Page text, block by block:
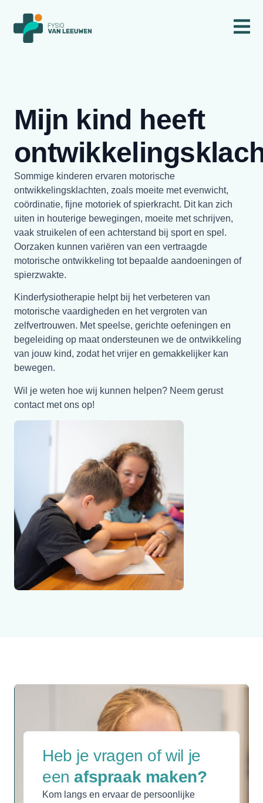
Mijn kind heeft
Sommige kinderen ervaren motorische
ontwikkelingsklachten, zoals moeite met evenwicht,
coördinatie, fijne motoriek of spierkracht. Dit kan zich
uiten in houterige bewegingen, moeite met schrijven,
vaak struikelen of een achterstand bij sport en spel.
Oorzaken kunnen variëren van een vertraagde
motorische ontwikkeling tot bepaalde aandoeningen of
spierzwakte.
Kinderfysiotherapie helpt bij het verbeteren van
motorische vaardigheden en het vergroten van
zelfvertrouwen. Met speelse, gerichte oefeningen en
begeleiding op maat ondersteunen we de ontwikkeling
van jouw kind, zodat het vrijer en gemakkelijker kan
bewegen.
Wil je weten hoe wij kunnen helpen? Neem gerust
contact met ons op!
Heb je vragen of wil je
eenafspraak maken?
Kom langs en ervaar de persoonlijke